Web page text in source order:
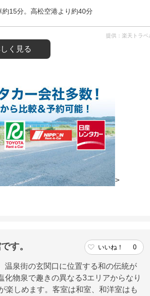
約15分。高松空港より約40分
提供：楽天トラベ
く見る
>
す。 いいね！ 0
温泉街の玄関口に位置する和の伝統が
物泉で趣きの異なる3エリアからなり
楽しめます。客室は和室、和洋室はも